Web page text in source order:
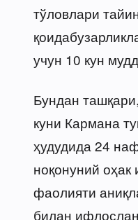
тўловлари
учун 10 кун
Бундан
куни Кармана
ҳудудида 24
ноқонуний
фаолияти
билан